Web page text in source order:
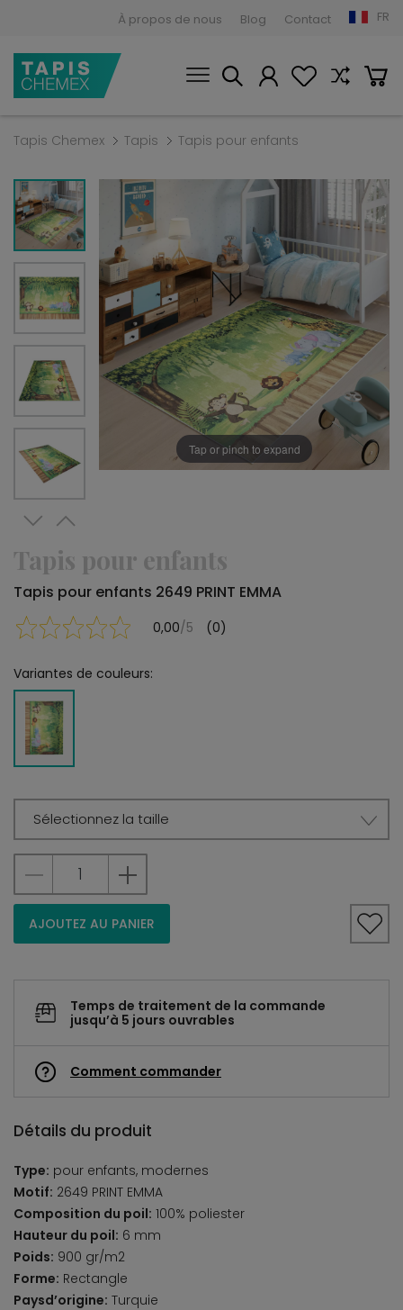
À propos de nous Blog Contact FR
Tapis Chemex Tapis Tapis pour enfants
Tap or pinch to expand
Tapis pour enfants
Tapis pour enfants 2649 PRINT EMMA
0,00/5 (0)
Variantes de couleurs:
Sélectionnez la taille
AJOUTEZ AU PANIER
Temps de traitement de la commande
jusqu’à 5 jours ouvrables
Comment commander
Détails du produit
Type: pour enfants, modernes
Motif: 2649 PRINT EMMA
Composition du poil: 100% poliester
Hauteur du poil: 6 mm
Poids: 900 gr/m2
Forme: Rectangle
Paysd’origine: Turquie